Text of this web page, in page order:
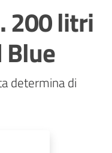
200 litri
determina di